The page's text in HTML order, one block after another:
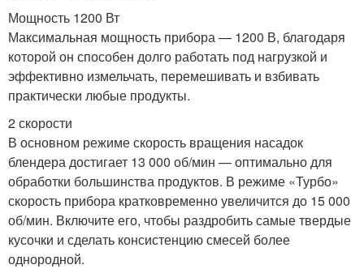
Мощность 1200 Вт
Максимальная мощность прибора — 1200 В, благодаря
которой он способен долго работать под нагрузкой и
эффективно измельчать, перемешивать и взбивать
практически любые продукты.
2 скорости
В основном режиме скорость вращения насадок
блендера достигает 13 000 об/мин — оптимально для
обработки большинства продуктов. В режиме «Турбо»
скорость прибора кратковременно увеличится до 15 000
об/мин. Включите его, чтобы раздробить самые твердые
кусочки и сделать консистенцию смесей более
однородной.